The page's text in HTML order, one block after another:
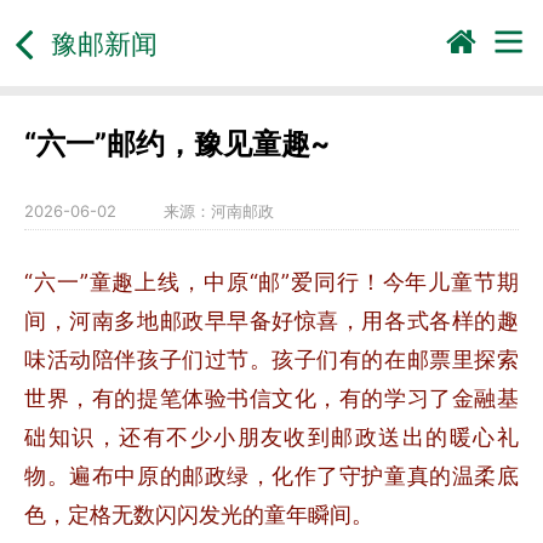
豫邮新闻
“六一”邮约，豫见童趣~
2026-06-02 来源：河南邮政
“六一”童趣上线，中原“邮”爱同行！今年儿童节期
间，河南多地邮政早早备好惊喜，用各式各样的趣
味活动陪伴孩子们过节。孩子们有的在邮票里探索
世界，有的提笔体验书信文化，有的学习了金融基
础知识，还有不少小朋友收到邮政送出的暖心礼
物。遍布中原的邮政绿，化作了守护童真的温柔底
色，定格无数闪闪发光的童年瞬间。